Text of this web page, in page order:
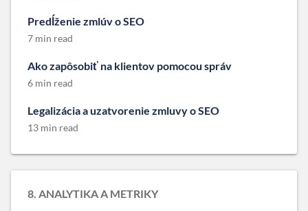
Predĺženie zmlúv o SEO
7 min read
Ako zapôsobiť na klientov pomocou správ
6 min read
Legalizácia a uzatvorenie zmluvy o SEO
13 min read
8. ANALYTIKA A METRIKY